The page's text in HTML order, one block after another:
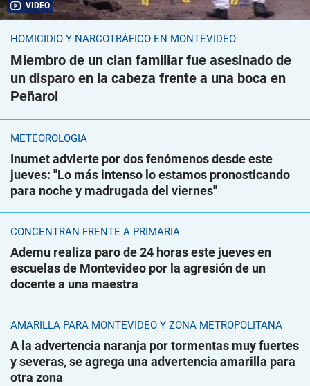
VIDEO
HOMICIDIO Y NARCOTRÁFICO EN MONTEVIDEO
Miembro de un clan familiar fue asesinado de
un disparo en la cabeza frente a una boca en
Peñarol
METEOROLOGÍA
Inumet advierte por dos fenómenos desde este
jueves: "Lo más intenso lo estamos pronosticando
para noche y madrugada del viernes"
CONCENTRAN FRENTE A PRIMARIA
Ademu realiza paro de 24 horas este jueves en
escuelas de Montevideo por la agresión de un
docente a una maestra
AMARILLA PARA MONTEVIDEO Y ZONA METROPOLITANA
A la advertencia naranja por tormentas muy fuertes
y severas, se agrega una advertencia amarilla para
otra zona